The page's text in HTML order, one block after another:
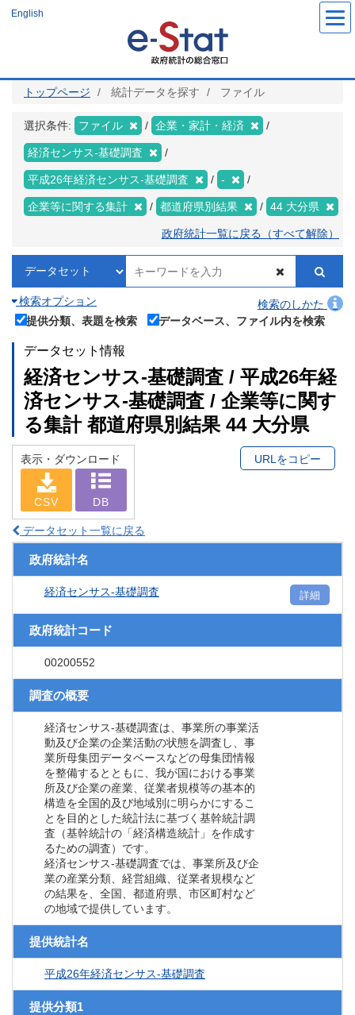
ツ
English
トップページ 統計データを探す ファイル
選択条件: ファイル 企業・家計・経済
経済センサス‐基礎調査
平成26年経済センサス‐基礎調査 -
企業等に関する集計 都道府県別結果 44 大分県
政府統計一覧に戻る（すべて解除）
検索オプション
検索のしかた
提供分類、表題を検索
データベース、ファイル内を検索
データセット情報
経済センサス‐基礎調査 / 平成26年経
済センサス‐基礎調査 / 企業等に関す
る集計 都道府県別結果 44 大分県
表示・ダウンロード
CSV DB
URLをコピー
データセット一覧に戻る
政府統計名
経済センサス‐基礎調査 詳細
政府統計コード
00200552
調査の概要
経済センサス‐基礎調査は、事業所の事業活
動及び企業の企業活動の状態を調査し、事
業所母集団データベースなどの母集団情報
を整備するとともに、我が国における事業
所及び企業の産業、従業者規模等の基本的
構造を全国的及び地域別に明らかにするこ
とを目的とした統計法に基づく基幹統計調
査（基幹統計の「経済構造統計」を作成す
るための調査）です。
経済センサス‐基礎調査では、事業所及び企
業の産業分類、経営組織、従業者規模など
の結果を、全国、都道府県、市区町村など
の地域で提供しています。
提供統計名
平成26年経済センサス‐基礎調査
提供分類1